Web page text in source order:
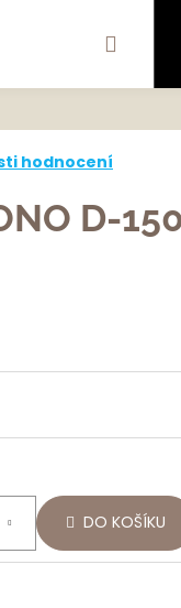
hodnocení
D-
DO KOŠÍKU